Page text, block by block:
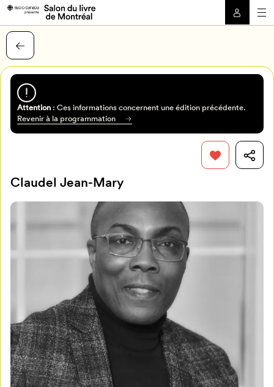
Mon Salon
Attention: Ces informations concernent une édition précédente.
Revenir à la programmation
Claudel Jean-Mary